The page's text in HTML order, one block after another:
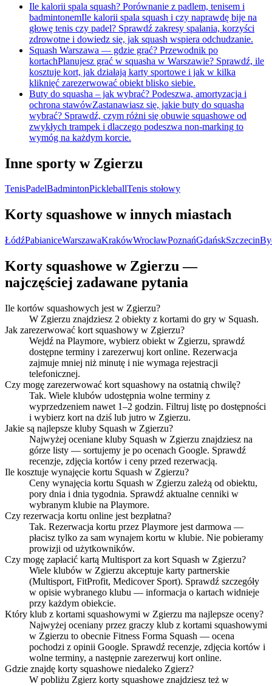
Ile kalorii spala squash? Porównanie z padlem, tenisem i
badmintonemIle kalorii spala squash i czy naprawdę bije na
głowę tenis czy padel? Sprawdź zakresy spalania, korzyści
zdrowotne i dowiedz się, jak squash wspiera odchudzanie.
Squash Warszawa — gdzie grać? Przewodnik po
kortachPlanujesz grać w squasha w Warszawie? Sprawdź, ile
kosztuje kort, jak działają karty sportowe i jak w kilka
kliknięć zarezerwować obiekt blisko siebie.
Buty do squasha – jak wybrać? Podeszwa, amortyzacja i
ochrona stawówZastanawiasz się, jakie buty do squasha
wybrać? Sprawdź, czym różni się obuwie squashowe od
zwykłych trampek i dlaczego podeszwa non-marking to
wymóg na każdym korcie.
Inne sporty w Zgierzu
TenisPadelBadmintonPickleballTenis stołowy
Korty squashowe w innych miastach
ŁódźPabianiceWarszawaKrakówWrocławPoznańGdańskSzczecin
Korty squashowe w Zgierzu —
najczęściej zadawane pytania
Ile kortów squashowych jest w Zgierzu?
W Zgierzu znajdziesz 2 obiekty z kortami do gry w Squash.
Jak zarezerwować kort squashowy w Zgierzu?
Wejdź na Playmore, wybierz obiekt w Zgierzu, sprawdź
dostępne terminy i zarezerwuj kort online. Rezerwacja
zajmuje mniej niż minutę i nie wymaga rejestracji
telefonicznej.
Czy mogę zarezerwować kort squashowy na ostatnią chwilę?
Tak. Wiele klubów udostępnia wolne terminy z
wyprzedzeniem nawet 1–2 godzin. Filtruj listę po dostępności
i wybierz kort na dziś lub jutro w Zgierzu.
Jakie są najlepsze kluby Squash w Zgierzu?
Najwyżej oceniane kluby Squash w Zgierzu znajdziesz na
górze listy — sortujemy je po ocenach Google. Sprawdź
recenzje, zdjęcia kortów i ceny przed rezerwacją.
Ile kosztuje wynajęcie kortu Squash w Zgierzu?
Ceny wynajęcia kortu Squash w Zgierzu zależą od obiektu,
pory dnia i dnia tygodnia. Sprawdź aktualne cenniki w
wybranym klubie na Playmore.
Czy rezerwacja kortu online jest bezpłatna?
Tak. Rezerwacja kortu przez Playmore jest darmowa —
płacisz tylko za sam wynajem kortu w klubie. Nie pobieramy
prowizji od użytkowników.
Czy mogę zapłacić kartą Multisport za kort Squash w Zgierzu?
Wiele klubów w Zgierzu akceptuje karty partnerskie
(Multisport, FitProfit, Medicover Sport). Sprawdź szczegóły
w opisie wybranego klubu — informacja o kartach widnieje
przy każdym obiekcie.
Który klub z kortami squashowymi w Zgierzu ma najlepsze oceny?
Najwyżej oceniany przez graczy klub z kortami squashowymi
w Zgierzu to obecnie Fitness Forma Squash — ocena
pochodzi z opinii Google. Sprawdź recenzje, zdjęcia kortów i
wolne terminy, a następnie zarezerwuj kort online.
Gdzie znajdę korty squashowe niedaleko Zgierz?
W pobliżu Zgierz korty squashowe znajdziesz też w